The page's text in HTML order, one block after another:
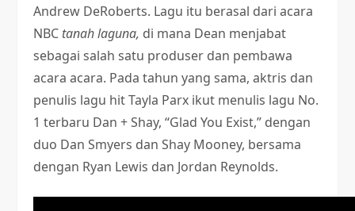
Andrew DeRoberts. Lagu itu berasal dari acara
NBC tanah laguna, di mana Dean menjabat
sebagai salah satu produser dan pembawa
acara acara. Pada tahun yang sama, aktris dan
penulis lagu hit Tayla Parx ikut menulis lagu No.
1 terbaru Dan + Shay, “Glad You Exist,” dengan
duo Dan Smyers dan Shay Mooney, bersama
dengan Ryan Lewis dan Jordan Reynolds.